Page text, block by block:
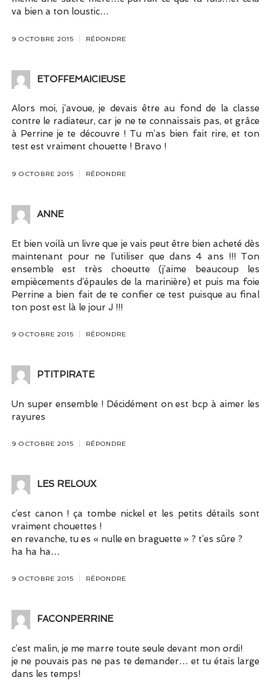
va bien a ton loustic…
9 OCTOBRE 2015 RÉPONDRE
ETOFFEMAICIEUSE
Alors moi, j’avoue, je devais être au fond de la classe
contre le radiateur, car je ne te connaissais pas, et grâce
à Perrine je te découvre ! Tu m’as bien fait rire, et ton
test est vraiment chouette ! Bravo !
9 OCTOBRE 2015 RÉPONDRE
ANNE
Et bien voilà un livre que je vais peut être bien acheté dès
maintenant pour ne l’utiliser que dans 4 ans !!! Ton
ensemble est très choeutte (j’aime beaucoup les
empiècements d’épaules de la marinière) et puis ma foie
Perrine a bien fait de te confier ce test puisque au final
ton post est là le jour J !!!
9 OCTOBRE 2015 RÉPONDRE
PTITPIRATE
Un super ensemble ! Décidément on est bcp à aimer les
rayures
9 OCTOBRE 2015 RÉPONDRE
LES RELOUX
c’est canon ! ça tombe nickel et les petits détails sont
vraiment chouettes !
en revanche, tu es « nulle en braguette » ? t’es sûre ?
ha ha ha…
9 OCTOBRE 2015 RÉPONDRE
FACONPERRINE
c’est malin, je me marre toute seule devant mon ordi!
je ne pouvais pas ne pas te demander… et tu étais large
dans les temps!